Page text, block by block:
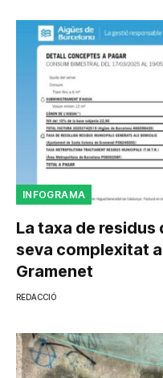
INFOGRAMA
La taxa de
seva complexitat
Gramenet
REDACCIÓ